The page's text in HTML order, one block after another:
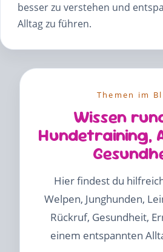
besser zu verstehen und
Alltag zu führen.
Themen im
Wissen
Hundetraining,
Hier findest du
Welpen, Junghunden,
Rückruf, Gesundheit,
einem entspannten